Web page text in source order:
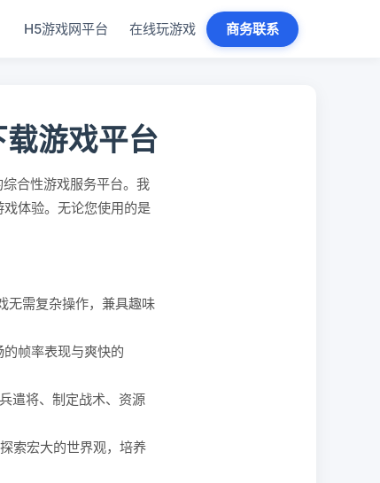
H5游戏网平台 在线玩游戏 商务联系
游戏平台
合性游戏服务平台。我
体验。无论您使用的是
无需复杂操作，兼具趣味
帧率表现与爽快的
遣将、制定战术、资源
索宏大的世界观，培养